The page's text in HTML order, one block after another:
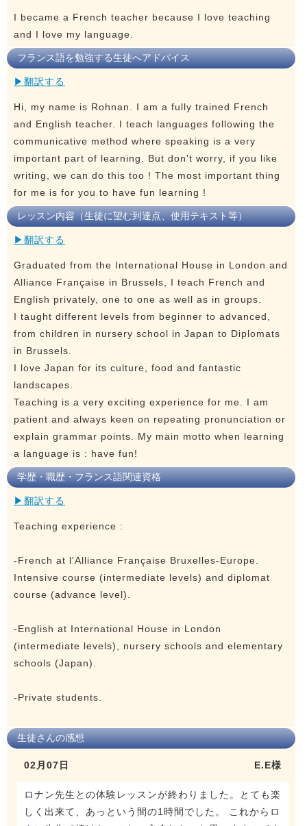
I became a French teacher because I love teaching
and I love my language.
フランス語を勉強する生徒へアドバイス
▶翻訳する
Hi, my name is Rohnan. I am a fully trained French
and English teacher. I teach languages following the
communicative method where speaking is a very
important part of learning. But don't worry, if you like
writing, we can do this too ! The most important thing
for me is for you to have fun learning !
レッスン内容（生徒に望む到達点、使用テキスト等）
▶翻訳する
Graduated from the International House in London and
Alliance Française in Brussels, I teach French and
English privately, one to one as well as in groups.
I taught different levels from beginner to advanced,
from children in nursery school in Japan to Diplomats
in Brussels.
I love Japan for its culture, food and fantastic
landscapes.
Teaching is a very exciting experience for me. I am
patient and always keen on repeating pronunciation or
explain grammar points. My main motto when learning
a language is : have fun!
学歴・職歴・フランス語関連資格
▶翻訳する
Teaching experience :
-French at l'Alliance Française Bruxelles-Europe.
Intensive course (intermediate levels) and diplomat
course (advance level).
-English at International House in London
(intermediate levels), nursery schools and elementary
schools (Japan).
-Private students.
生徒さんの感想
02月07日 E.E様
ロナン先生との体験レッスンが終わりました。とても楽
しく出来て、あっという間の1時間でした。 これからロ